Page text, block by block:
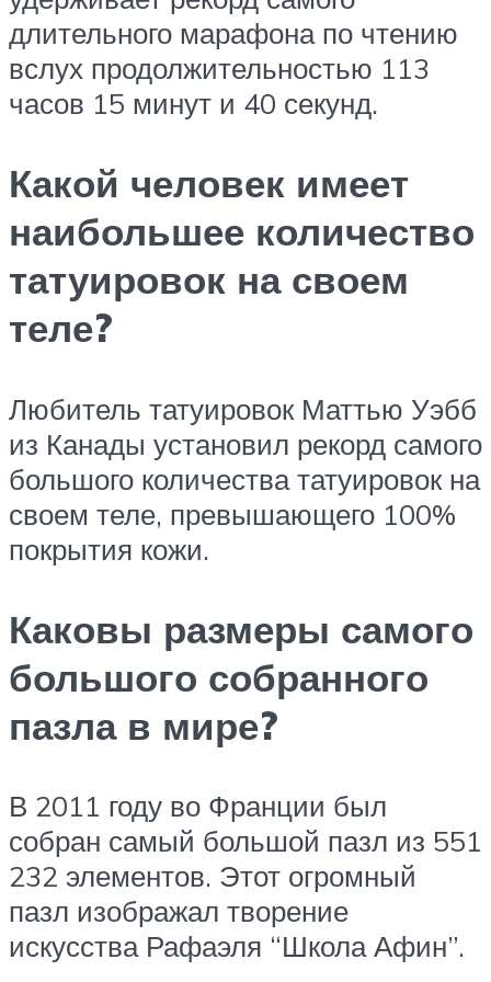
длительного марафона по чтению
вслух продолжительностью 113
часов 15 минут и 40 секунд.
Какой человек имеет
наибольшее количество
татуировок на своем
теле?
Любитель татуировок Маттью Уэбб
из Канады установил рекорд самого
большого количества татуировок на
своем теле, превышающего 100%
покрытия кожи.
Каковы размеры самого
большого собранного
пазла в мире?
В 2011 году во Франции был
собран самый большой пазл из 551
232 элементов. Этот огромный
пазл изображал творение
искусства Рафаэля “Школа Афин”.